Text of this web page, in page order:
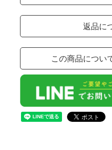
返品に
この商品につい